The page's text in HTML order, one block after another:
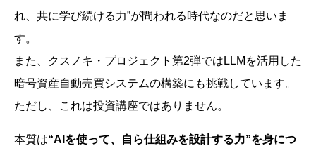
れ、共に学び続ける力”が問われる時代なのだと思いま
す。
また、クスノキ・プロジェクト第2弾ではLLMを活用した
暗号資産自動売買システムの構築にも挑戦しています。
ただし、これは投資講座ではありません。
本質は“AIを使って、自ら仕組みを設計する力”を身につ